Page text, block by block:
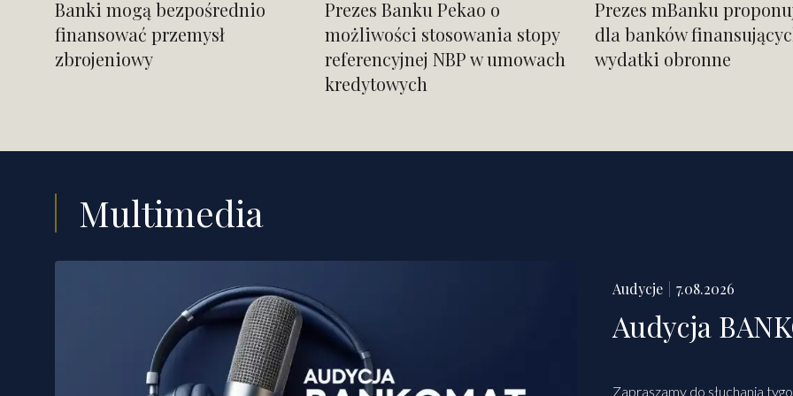
Banki mogą bezpośrednio
finansować przemysł
zbrojeniowy
Prezes Banku Pekao o
możliwości stosowania stopy
referencyjnej NBP w umowach
kredytowych
Prezes mBanku
dla banków
wydatki obronne
Multimedia
Audycje 7.08.2026
Audycja
Zapraszamy do słuchania